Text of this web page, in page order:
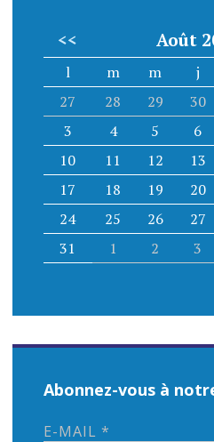
<< Août
l m m j
27
28 29 30
3
4 5 6
10
11 12 13
17
18 19 20
24
25 26 27
31
1 2 3
Abonnez-vous à
E-MAIL *